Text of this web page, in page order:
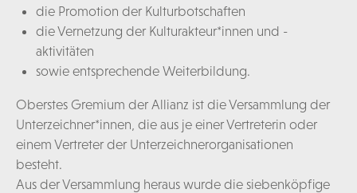
die Promotion der Kulturbotschaften
die Vernetzung der Kulturakteur*innen und -
aktivitäten
sowie entsprechende Weiterbildung.
Oberstes Gremium der Allianz ist die Versammlung der
Unterzeichner*innen, die aus je einer Vertreterin oder
einem Vertreter der Unterzeichnerorganisationen
besteht.
Aus der Versammlung heraus wurde die siebenköpfige